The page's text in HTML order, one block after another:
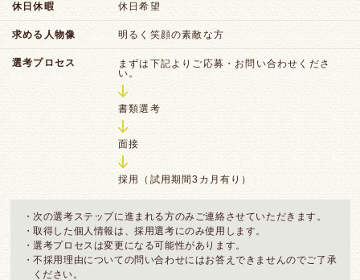
休日休暇 休日希望
求める人物像 明るく笑顔の素敵な方
選考プロセス
まずは下記よりご応募・お問い合わせくださ
い。
書類選考
面接
採用（試用期間3カ月有り）
・次の選考ステップに進まれる方のみご連絡させていただきます。
・取得した個人情報は、採用選考にのみ使用します。
・選考プロセスは変更になる可能性があります。
・不採用理由についての問い合わせにはお答えできませんのでご了承
ください。